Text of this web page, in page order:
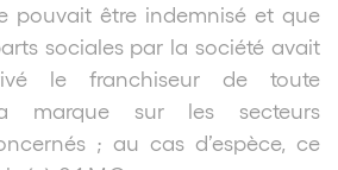
pouvait être indemnisé et que
sociales par la société avait
le franchiseur de toute
marque sur les secteurs
; au cas d’espèce, ce